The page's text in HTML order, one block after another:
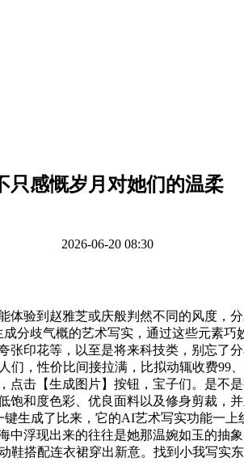
只感慨岁月对她们的温柔
2026-06-20 08:30
到赵雅芝或庆般判然不同的风度，
分歧气概的艺术写实，通过这些元素
印花等，以至是将来科技类，别忘了
，性价比间接拉满，比拟动辄收费99
击【生成图片】按钮，宝子们。是不
和度色彩、优良面料以及修身剪裁，
生成了比来，它的AI艺术写实功能一
浮现出来的往往是她那温婉如玉的抽
搭配连衣裙穿出新意。找到小我写实